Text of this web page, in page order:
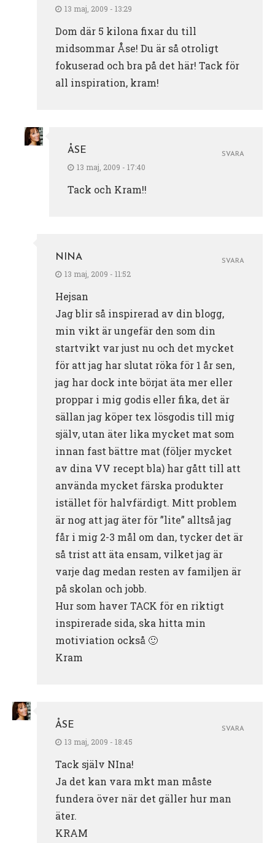
13 maj, 2009 - 13:29
Dom där 5 kilona fixar du till
midsommar Åse! Du är så otroligt
fokuserad och bra på det här! Tack för
all inspiration, kram!
ÅSE
13 maj, 2009 - 17:40
Tack och Kram!!
SVARA
NINA
13 maj, 2009 - 11:52
Hejsan
Jag blir så inspirerad av din blogg,
min vikt är ungefär den som din
startvikt var just nu och det mycket
för att jag har slutat röka för 1 år sen,
jag har dock inte börjat äta mer eller
proppar i mig godis eller fika, det är
sällan jag köper tex lösgodis till mig
själv, utan äter lika mycket mat som
innan fast bättre mat (följer mycket
av dina VV recept bla) har gått till att
använda mycket färska produkter
istället för halvfärdigt. Mitt problem
är nog att jag äter för ”lite” alltså jag
får i mig 2-3 mål om dan, tycker det är
så trist att äta ensam, vilket jag är
varje dag medan resten av familjen är
på skolan och jobb.
Hur som haver TACK för en riktigt
inspirerade sida, ska hitta min
motiviation också 🙂
Kram
SVARA
ÅSE
13 maj, 2009 - 18:45
Tack själv NIna!
Ja det kan vara mkt man måste
fundera över när det gäller hur man
äter.
KRAM
SVARA